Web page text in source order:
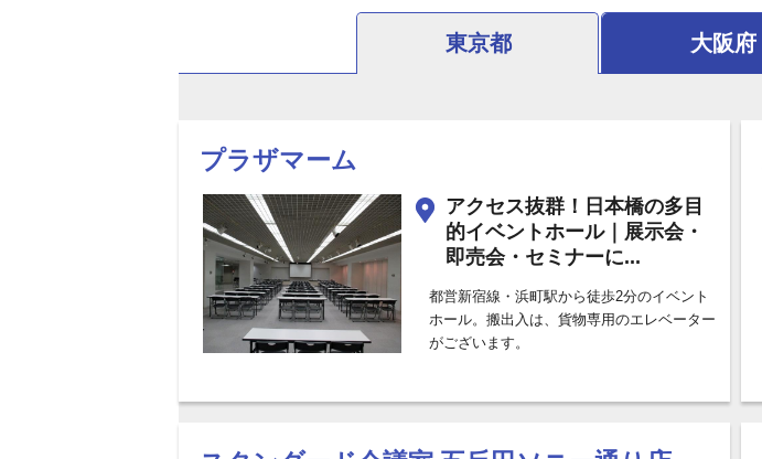
東京都 大阪府
プラザマーム
アクセス抜群！日本橋の多目
的イベントホール｜展示会・
即売会・セミナーに...
都営新宿線・浜町駅から徒歩2分のイベント
ホール。搬出入は、貨物専用のエレベーター
がございます。